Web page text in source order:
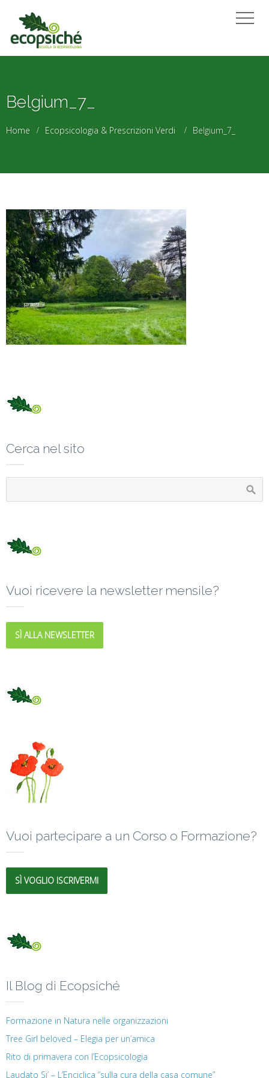
Belgium_7_
Home Ecopsicologia & Prescrizioni Verdi Belgium_7_
Cerca nel sito
Vuoi ricevere la newsletter mensile?
SÌ ALLA NEWSLETTER
Vuoi partecipare a un Corso o Formazione?
SÌ VOGLIO ISCRIVERMI
Il Blog di Ecopsiché
Formazione in Natura nelle organizzazioni
Tree Girl beloved – Elegia per un’amica
Rito di primavera con l’Ecopsicologia
Laudato Si’ – L’Enciclica “sulla cura della casa comune”